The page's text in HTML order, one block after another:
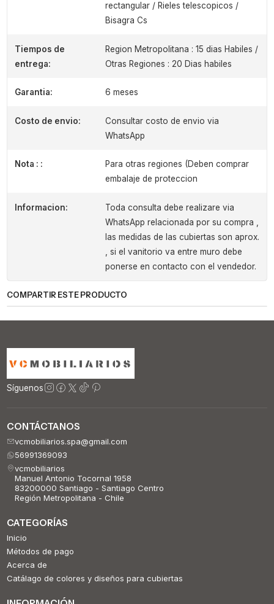
rectangular / Rieles telescopicos /
Bisagra Cs
Tiempos de
entrega:
Region Metropolitana : 15 dias Habiles /
Otras Regiones : 20 Dias habiles
Garantia: 6 meses
Costo de envio:
Consultar costo de envio via
WhatsApp
Nota : :
Para otras regiones (Deben comprar
embalaje de proteccion
Informacion:
Toda consulta debe realizare via
WhatsApp relacionada por su compra ,
las medidas de las cubiertas son aprox.
, si el vanitorio va entre muro debe
ponerse en contacto con el vendedor.
COMPARTIR ESTE PRODUCTO
Síguenos
CONTÁCTANOS
vcmobiliarios.spa@gmail.com
56991369093
vcmobiliarios
Manuel Antonio Tocornal 1958
83200000 Santiago - Santiago Centro
Región Metropolitana - Chile
CATEGORÍAS
Inicio
Métodos de pago
Acerca de
Catálago de colores y diseños para cubiertas